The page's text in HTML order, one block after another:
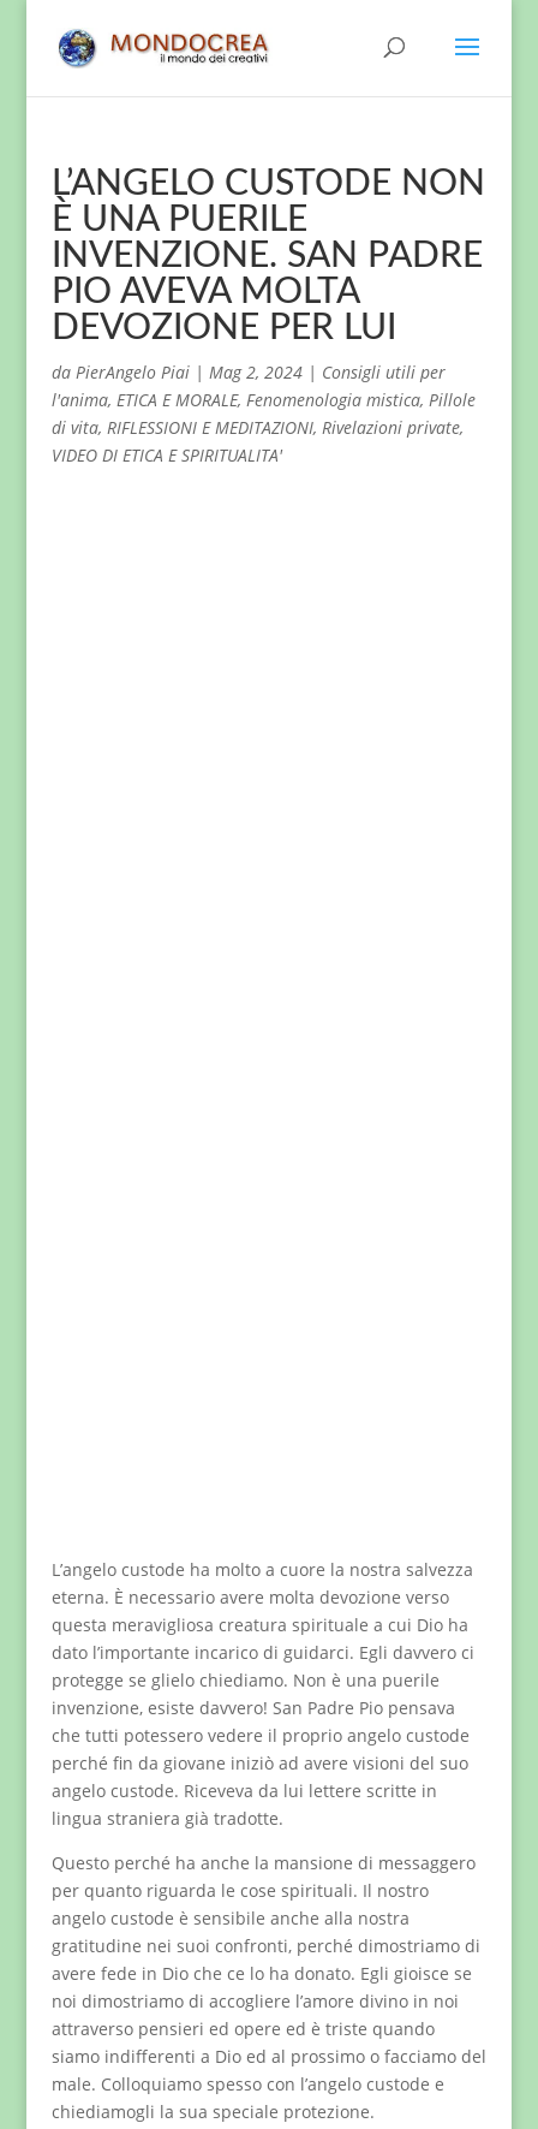
L’ANGELO CUSTODE NON
È UNA PUERILE
INVENZIONE. SAN PADRE
PIO AVEVA MOLTA
DEVOZIONE PER LUI
da PierAngelo Piai| Mag 2, 2024| Consigli utili per
l'anima, ETICA E MORALE, Fenomenologia mistica, Pillole
di vita, RIFLESSIONI E MEDITAZIONI, Rivelazioni private,
VIDEO DI ETICA E SPIRITUALITA'
L’angelo custode ha molto a cuore la nostra salvezza
eterna. È necessario avere molta devozione verso
questa meravigliosa creatura spirituale a cui Dio ha
dato l’importante incarico di guidarci. Egli davvero ci
protegge se glielo chiediamo. Non è una puerile
invenzione, esiste davvero! San Padre Pio pensava
che tutti potessero vedere il proprio angelo custode
perché fin da giovane iniziò ad avere visioni del suo
angelo custode. Riceveva da lui lettere scritte in
lingua straniera già tradotte.
Questo perché ha anche la mansione di messaggero
per quanto riguarda le cose spirituali. Il nostro
angelo custode è sensibile anche alla nostra
gratitudine nei suoi confronti, perché dimostriamo di
avere fede in Dio che ce lo ha donato. Egli gioisce se
noi dimostriamo di accogliere l’amore divino in noi
attraverso pensieri ed opere ed è triste quando
siamo indifferenti a Dio ed al prossimo o facciamo del
male. Colloquiamo spesso con l’angelo custode e
chiediamogli la sua speciale protezione.